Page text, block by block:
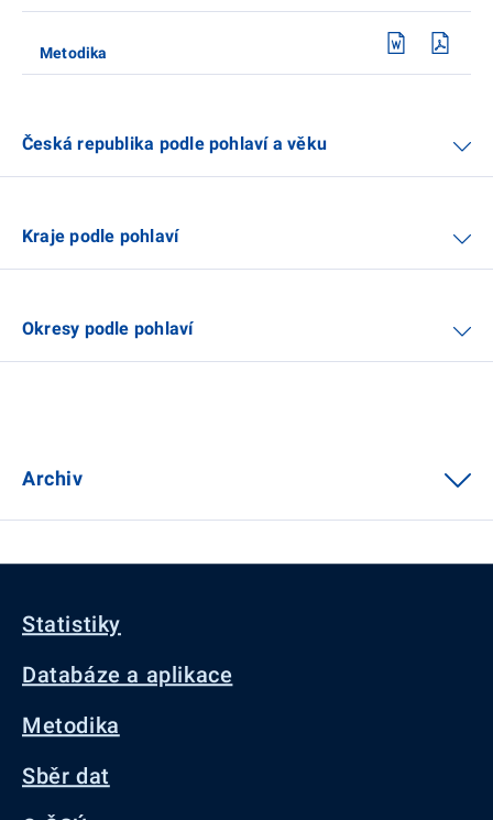
Metodika
Česká republika podle pohlaví a věku
Kraje podle pohlaví
Okresy podle pohlaví
Archiv
Statistiky
Databáze a aplikace
Metodika
Sběr dat